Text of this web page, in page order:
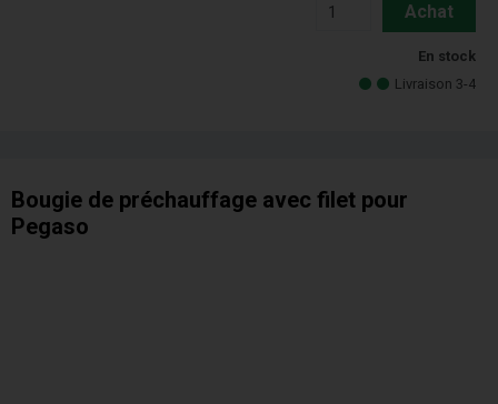
Achat
En stock
Livraison 3-4
Bougie de préchauffage avec filet pour
Pegaso